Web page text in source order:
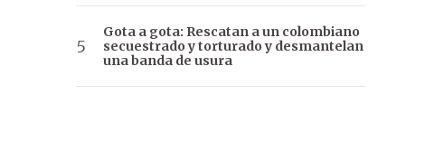
Gota a gota: Rescatan a un colombiano
secuestrado y torturado y desmantelan
una banda de usura